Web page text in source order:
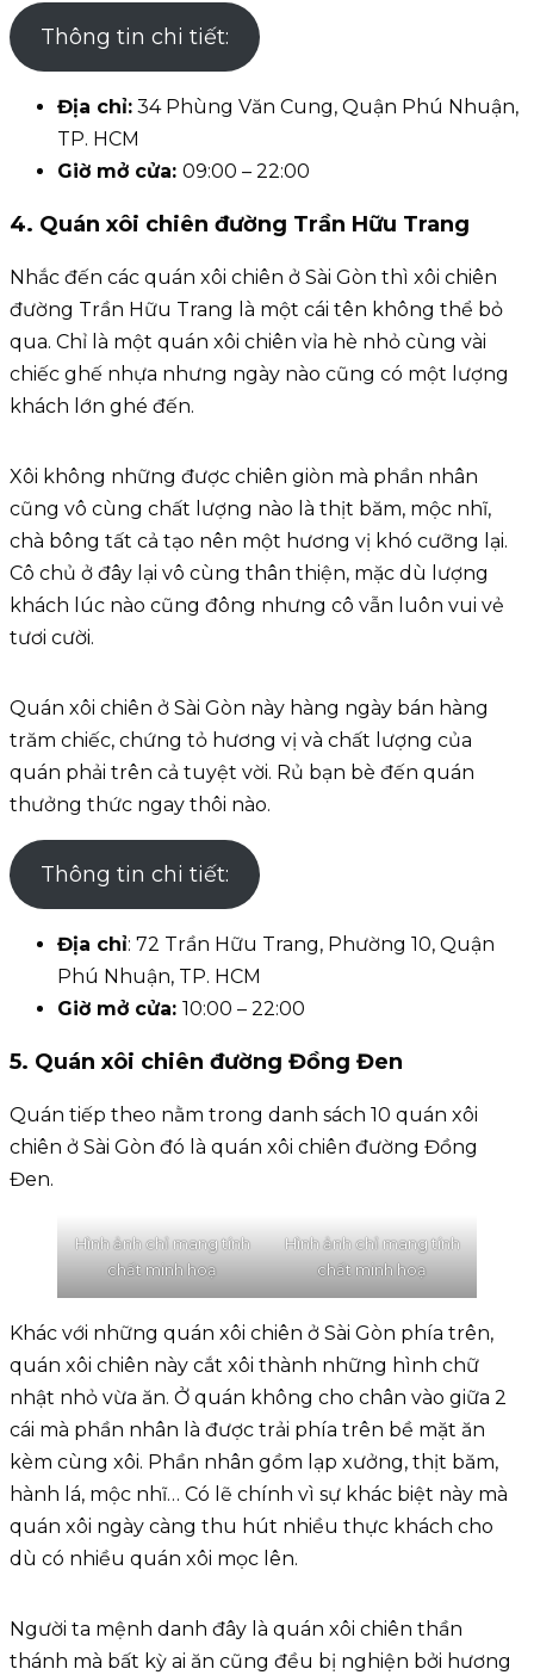
Thông tin chi tiết:
Địa chỉ: 34 Phùng Văn Cung, Quận Phú Nhuận,
TP. HCM
Giờ mở cửa: 09:00 – 22:00
4. Quán xôi chiên đường Trần Hữu Trang
Nhắc đến các quán xôi chiên ở Sài Gòn thì xôi chiên
đường Trần Hữu Trang là một cái tên không thể bỏ
qua. Chỉ là một quán xôi chiên vỉa hè nhỏ cùng vài
chiếc ghế nhựa nhưng ngày nào cũng có một lượng
khách lớn ghé đến.
Xôi không những được chiên giòn mà phần nhân
cũng vô cùng chất lượng nào là thịt băm, mộc nhĩ,
chà bông tất cả tạo nên một hương vị khó cưỡng lại.
Cô chủ ở đây lại vô cùng thân thiện, mặc dù lượng
khách lúc nào cũng đông nhưng cô vẫn luôn vui vẻ
tươi cười.
Quán xôi chiên ở Sài Gòn này hàng ngày bán hàng
trăm chiếc, chứng tỏ hương vị và chất lượng của
quán phải trên cả tuyệt vời. Rủ bạn bè đến quán
thưởng thức ngay thôi nào.
Thông tin chi tiết:
Địa chỉ: 72 Trần Hữu Trang, Phường 10, Quận
Phú Nhuận, TP. HCM
Giờ mở cửa: 10:00 – 22:00
5. Quán xôi chiên đường Đồng Đen
Quán tiếp theo nằm trong danh sách 10 quán xôi
chiên ở Sài Gòn đó là quán xôi chiên đường Đồng
Đen.
Hình ảnh chỉ mang tính
chất minh hoạ
Hình ảnh chỉ mang tính
chất minh hoạ
Khác với những quán xôi chiên ở Sài Gòn phía trên,
quán xôi chiên này cắt xôi thành những hình chữ
nhật nhỏ vừa ăn. Ở quán không cho chân vào giữa 2
cái mà phần nhân là được trải phía trên bề mặt ăn
kèm cùng xôi. Phần nhân gồm lạp xưởng, thịt băm,
hành lá, mộc nhĩ… Có lẽ chính vì sự khác biệt này mà
quán xôi ngày càng thu hút nhiều thực khách cho
dù có nhiều quán xôi mọc lên.
Người ta mệnh danh đây là quán xôi chiên thần
thánh mà bất kỳ ai ăn cũng đều bị nghiện bởi hương